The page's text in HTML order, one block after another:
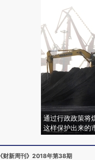
通过行政政策将
这样保护出来的
《财新周刊》2018年第38期